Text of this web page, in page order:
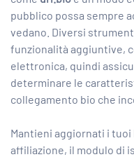
pubblico possa sempre
vedano. Diversi
funzionalità aggiuntive,
elettronica, quindi
determinare le
collegamento bio che
Mantieni aggiornati i
affiliazione, il modulo di